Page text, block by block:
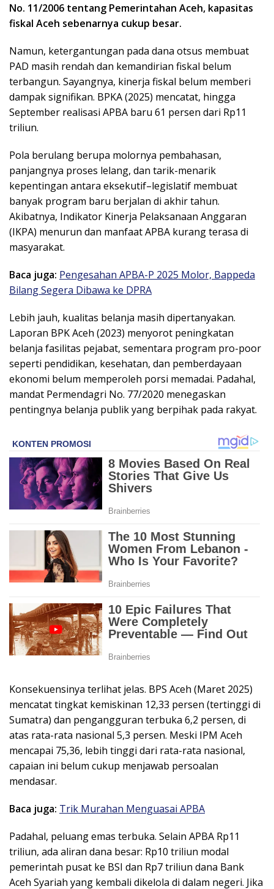
No. 11/2006 tentang Pemerintahan Aceh, kapasitas
fiskal Aceh sebenarnya cukup besar.
Namun, ketergantungan pada dana otsus membuat
PAD masih rendah dan kemandirian fiskal belum
terbangun. Sayangnya, kinerja fiskal belum memberi
dampak signifikan. BPKA (2025) mencatat, hingga
September realisasi APBA baru 61 persen dari Rp11
triliun.
Pola berulang berupa molornya pembahasan,
panjangnya proses lelang, dan tarik-menarik
kepentingan antara eksekutif–legislatif membuat
banyak program baru berjalan di akhir tahun.
Akibatnya, Indikator Kinerja Pelaksanaan Anggaran
(IKPA) menurun dan manfaat APBA kurang terasa di
masyarakat.
Baca juga: Pengesahan APBA-P 2025 Molor, Bappeda
Bilang Segera Dibawa ke DPRA
Lebih jauh, kualitas belanja masih dipertanyakan.
Laporan BPK Aceh (2023) menyorot peningkatan
belanja fasilitas pejabat, sementara program pro-poor
seperti pendidikan, kesehatan, dan pemberdayaan
ekonomi belum memperoleh porsi memadai. Padahal,
mandat Permendagri No. 77/2020 menegaskan
pentingnya belanja publik yang berpihak pada rakyat.
Konsekuensinya terlihat jelas. BPS Aceh (Maret 2025)
mencatat tingkat kemiskinan 12,33 persen (tertinggi di
Sumatra) dan pengangguran terbuka 6,2 persen, di
atas rata-rata nasional 5,3 persen. Meski IPM Aceh
mencapai 75,36, lebih tinggi dari rata-rata nasional,
capaian ini belum cukup menjawab persoalan
mendasar.
Baca juga: Trik Murahan Menguasai APBA
Padahal, peluang emas terbuka. Selain APBA Rp11
triliun, ada aliran dana besar: Rp10 triliun modal
pemerintah pusat ke BSI dan Rp7 triliun dana Bank
Aceh Syariah yang kembali dikelola di dalam negeri. Jika